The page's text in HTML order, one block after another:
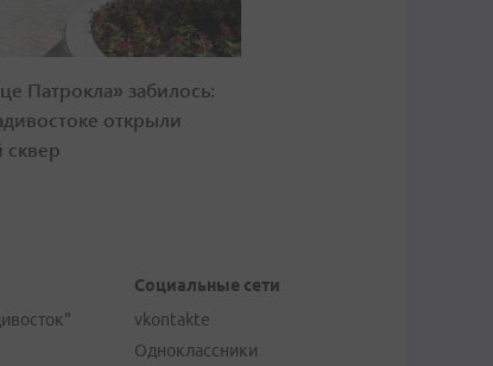
Патрокла» забилось:
открыли
Социальные сети
vkontakte
Одноклассники